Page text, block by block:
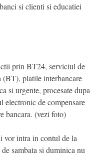
si clienti si educatiei
prin BT24, serviciul de
platile interbancare
si urgente, procesate dupa
electronic de compensare
bancara. (vezi foto)
vor intra in contul de la
sambata si duminica nu